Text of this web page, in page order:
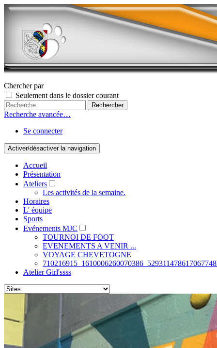
Chercher par
Seulement dans le dossier courant
Recherche avancée…
Se connecter
Activer/désactiver la navigation
Accueil
Présentation
Ateliers
Les activités de la semaine.
Horaires
L' équipe
Sports
Evénements MJC
TOURNOI DE FOOT
EVENEMENTS A VENIR ...
VOYAGE CHEVETOGNE
Atelier Girl'ssss